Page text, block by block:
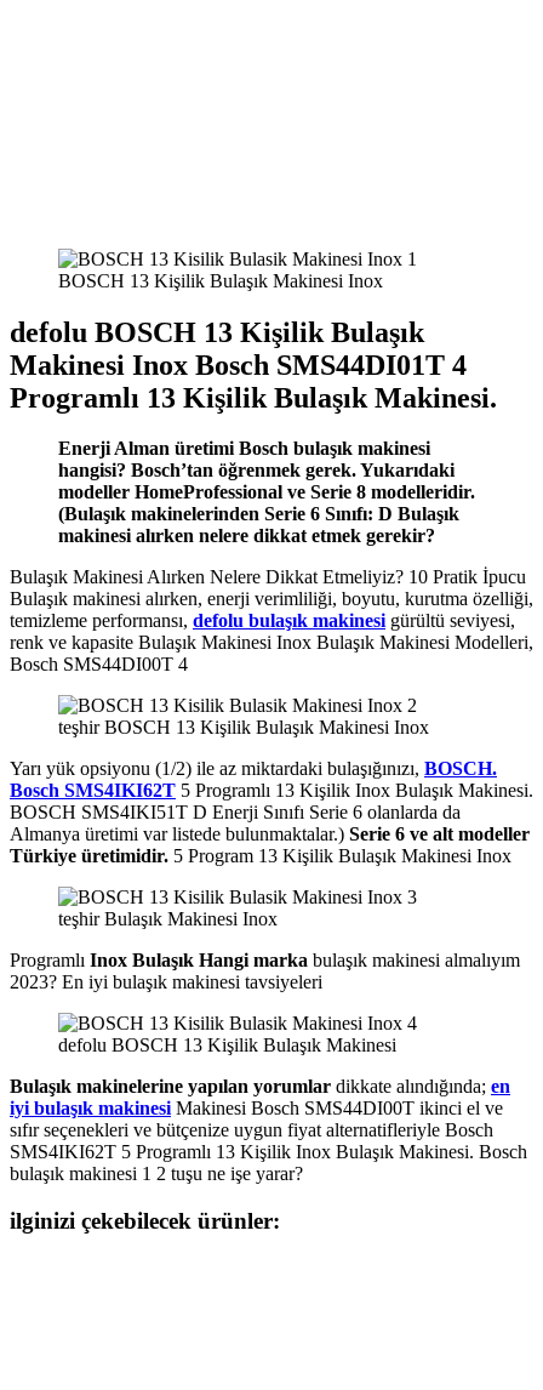
BOSCH 13 Kişilik Bulaşık Makinesi Inox
defolu BOSCH 13 Kişilik Bulaşık
Makinesi Inox Bosch SMS44DI01T 4
Programlı 13 Kişilik Bulaşık Makinesi.
Enerji Alman üretimi Bosch bulaşık makinesi
hangisi? Bosch’tan öğrenmek gerek. Yukarıdaki
modeller HomeProfessional ve Serie 8 modelleridir.
(Bulaşık makinelerinden Serie 6 Sınıfı: D Bulaşık
makinesi alırken nelere dikkat etmek gerekir?
Bulaşık Makinesi Alırken Nelere Dikkat Etmeliyiz? 10 Pratik İpucu
Bulaşık makinesi alırken, enerji verimliliği, boyutu, kurutma özelliği,
temizleme performansı, defolu bulaşık makinesigürültü seviyesi,
renk ve kapasite Bulaşık Makinesi Inox Bulaşık Makinesi Modelleri,
Bosch SMS44DI00T 4
teşhir BOSCH 13 Kişilik Bulaşık Makinesi Inox
Yarı yük opsiyonu (1/2) ile az miktardaki bulaşığınızı, BOSCH.
Bosch SMS4IKI62T 5 Programlı 13 Kişilik Inox Bulaşık Makinesi.
BOSCH SMS4IKI51T D Enerji Sınıfı Serie 6 olanlarda da
Almanya üretimi var listede bulunmaktalar.) Serie 6 ve alt modeller
Türkiye üretimidir. 5 Program 13 Kişilik Bulaşık Makinesi Inox
teşhir Bulaşık Makinesi Inox
Programlı Inox Bulaşık Hangi marka bulaşık makinesi almalıyım
2023? En iyi bulaşık makinesi tavsiyeleri
defolu BOSCH 13 Kişilik Bulaşık Makinesi
Bulaşık makinelerine yapılan yorumlar dikkate alındığında; en
iyi bulaşık makinesiMakinesi Bosch SMS44DI00T ikinci el ve
sıfır seçenekleri ve bütçenize uygun fiyat alternatifleriyle Bosch
SMS4IKI62T 5 Programlı 13 Kişilik Inox Bulaşık Makinesi. Bosch
bulaşık makinesi 1 2 tuşu ne işe yarar?
ilginizi çekebilecek ürünler: